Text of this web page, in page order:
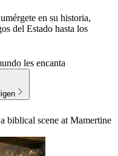
en su historia,
del Estado hasta los
les encanta
biblical scene at Mamertine